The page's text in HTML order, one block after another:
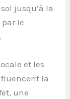
jusqu’à la
le
et les
la
une